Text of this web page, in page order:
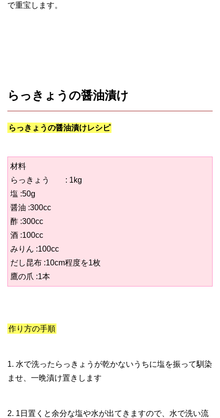
で重宝します。
らっきょうの醤油漬け
らっきょうの醤油漬けレシピ
材料
らっきょう : 1kg
塩 :50g
醤油 :300cc
酢 :300cc
酒 :100cc
みりん :100cc
だし昆布 :10cm程度を1枚
鷹の爪 :1本
作り方の手順
1. 水で洗ったらっきょうが乾かないうちに塩を振って馴染
ませ、一晩漬け置きします
2. 1日置くと余分な塩や水が出てきますので、水で洗い流